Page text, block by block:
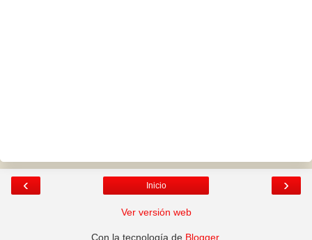
‹ ›
Inicio
Ver versión web
Con la tecnología de Blogger.